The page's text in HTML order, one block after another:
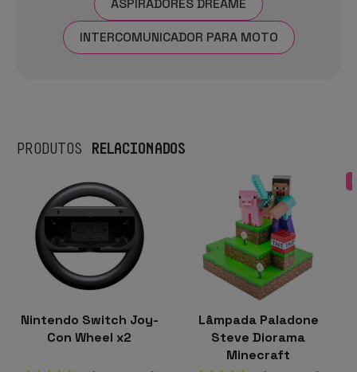
ASPIRADORES DREAME
INTERCOMUNICADOR PARA MOTO
PRODUTOS RELACIONADOS
Nintendo Switch Joy-
Con Wheel x2
Lâmpada Paladone
Steve Diorama
Minecraft